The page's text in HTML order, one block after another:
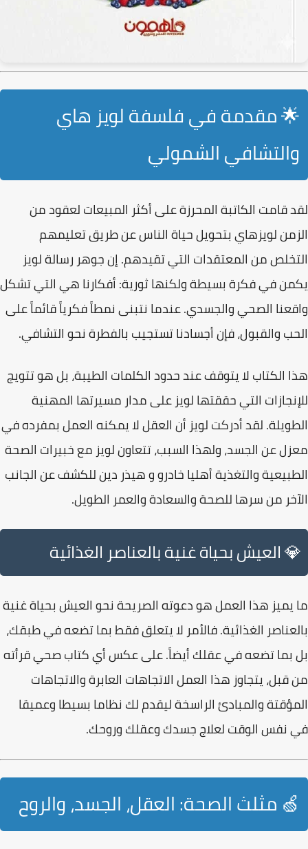
🌟 مقدمة في فلسفة لويز هاي
والتشافي الشمولي
لقد قامت الكاتبة المحرزة على أكثر المبيعات لعقود من
الزمن لويزهاي بتحويل حياة الناس عن طريق تعليمهم
التخلص من المعتقدات التي تقيدهم.إن جوهر رسالة لويز
يكمن في فكرة بسيطة ولكنها ثورية: أفكارنا هي التي تشكل
واقعنا الصحي والجسدي. عندما نتبنى نمطاً فكرياً قائماً على
الحب والقبول، فإن أجسادنا تستجيب بالفطرة نحو التشافي.
هذا الكتاب لا يتوقف عند حدود الكلمات الطيبة، بل هوتتويج
للإنجازات التي حققتها لويز على مدار مسيرتها المهنية
الطويلة. لقد أدركت لويز أن العقل لا يمكنه العمل بمفرده في
معزل عن الجسد، ولهذا السبب،تتعاون لويز مع خبيرات الصحة
الطبيعية والتغذية أهليا خادرو و هيذر دين للكشف عن الجانب
الآخر من سرها للصحة والسعادة والعمر الطويل.
💎 العيش بحياة غنية بالعناصر الغذائية
ما يميز هذا العمل هو دعوته الصريحة نحوالعيش بحياة غنية
بالعناصر الغذائية. فالأمر لا يتعلق فقط بما تضعه في طبقك،
بل بما تضعه في عقلك أيضاً.على عكس أي كتاب صحي قرأته
من قبل، يتجاوز هذا العمل الاتجاهات العابرة والاتجاهات
المؤقتة والمبادئ الراسخة ليقدم لك نظاما بسيطا وعميقا
في نفس الوقت لعلاج جسدك وعقلك وروحك.
🍏 مثلث الصحة: العقل، الجسد، والروح